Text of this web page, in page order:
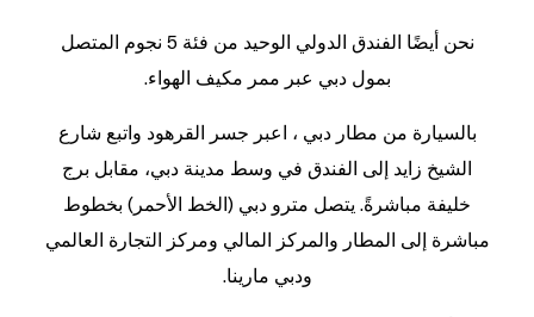
نحن أيضًا الفندق الدولي الوحيد من فئة 5 نجوم المتصل
بمول دبي عبر ممر مكيف الهواء.
بالسيارة من مطار دبي ، اعبر جسر القرهود واتبع شارع
الشيخ زايد إلى الفندق في وسط مدينة دبي، مقابل برج
خليفة مباشرةً. يتصل مترو دبي (الخط الأحمر) بخطوط
مباشرة إلى المطار والمركز المالي ومركز التجارة العالمي
ودبي مارينا.